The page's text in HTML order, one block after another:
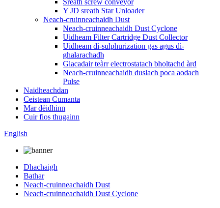
Sreath screw conveyor
Y JD sreath Star Unloader
Neach-cruinneachaidh Dust
Neach-cruinneachaidh Dust Cyclone
Uidheam Filter Cartridge Dust Collector
Uidheam dì-sulphurization gas agus dì-
ghalarachadh
Glacadair teàrr electrostatach bholtachd àrd
Neach-cruinneachaidh duslach poca aodach
Pulse
Naidheachdan
Ceistean Cumanta
Mar dèidhinn
Cuir fios thugainn
English
Dhachaigh
Bathar
Neach-cruinneachaidh Dust
Neach-cruinneachaidh Dust Cyclone